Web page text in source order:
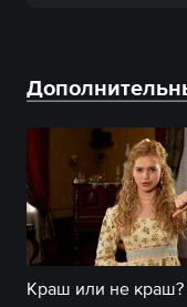
Краш или не краш?